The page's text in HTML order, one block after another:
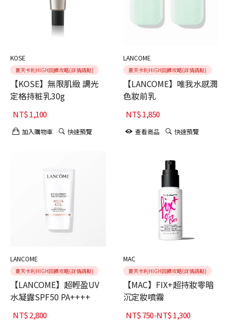
KOSE
夏天卡利HIGH回饋攻略(詳情請點)
【KOSE】無限肌緻 調光
定格持粧乳30g
NT$1,100
加入購物車 快速預覽
LANCOME
夏天卡利HIGH回饋攻略(詳情請點)
【LANCOME】唯我水感潤
色妝前乳
NT$1,850
查看商品 快速預覽
LANCOME
夏天卡利HIGH回饋攻略(詳情請點)
【LANCOME】超輕盈UV
水凝露SPF50 PA++++
NT$2,800
MAC
夏天卡利HIGH回饋攻略(詳情請點)
【MAC】FIX+超持妝零暗
沉定妝噴霧
NT$750-NT$1,300